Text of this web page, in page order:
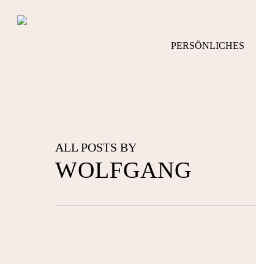
PERSÖNLICHES
ALL POSTS BY
WOLFGANG